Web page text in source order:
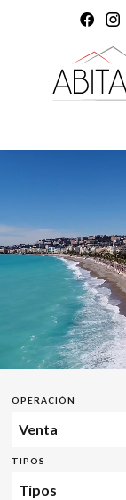
OPERACIÓN
Venta
TIPOS
Tipos